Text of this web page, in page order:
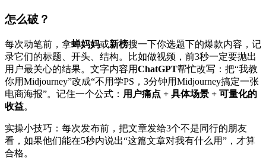
怎么破？
每次动笔前，拿蝉妈妈或新榜搜一下你选题下的爆款内容，记
录它们的标题、开头、结构。比如做视频，前3秒一定要抛出
用户最关心的结果。文字内容用ChatGPT帮忙改写：把“我教
你用Midjourney”改成“不用学PS，3分钟用Midjourney搞定一张
电商海报”。记住一个公式： 用户痛点 + 具体场景 + 可量化的
收益。
实操小技巧：每次发布前，把文章发给3个不是同行的朋友
看，如果他们能在5秒内说出“这篇文章对我有什么用”，才算
合格。